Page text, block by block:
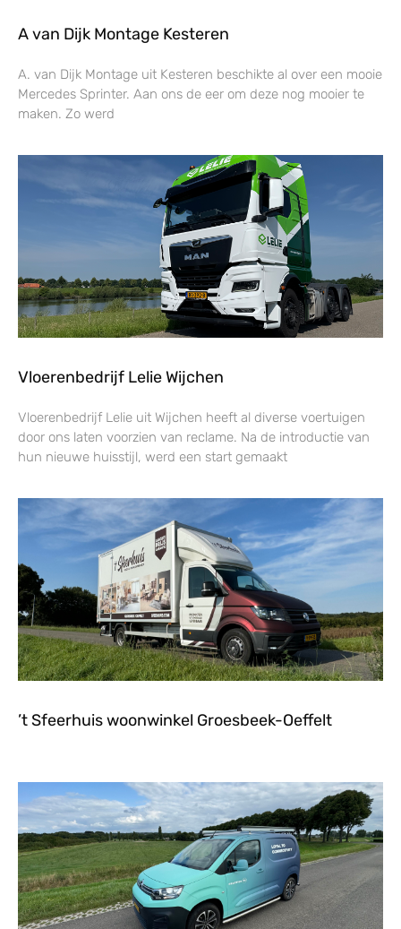
A van Dijk Montage Kesteren
A. van Dijk Montage uit Kesteren beschikte al over een mooie
Mercedes Sprinter. Aan ons de eer om deze nog mooier te
maken. Zo werd
Vloerenbedrijf Lelie Wijchen
Vloerenbedrijf Lelie uit Wijchen heeft al diverse voertuigen
door ons laten voorzien van reclame. Na de introductie van
hun nieuwe huisstijl, werd een start gemaakt
’t Sfeerhuis woonwinkel Groesbeek-Oeffelt